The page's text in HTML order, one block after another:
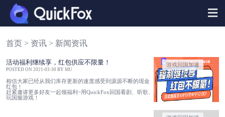
Skip
content
游戏回国加速
活动福利继续享，红包供应不限量！
POSTED ON 2021-03-30 BY MU
相信大家已经从我们库存更新的速度感受到源源不断的现金
红包！
赶紧邀请更多好友一起领福利~用QuickFox回国看剧、听歌、
玩国服游戏！